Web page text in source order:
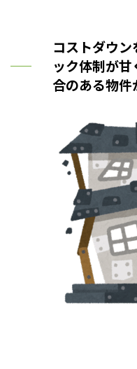
コストダウン
ック体制が
合のある物件